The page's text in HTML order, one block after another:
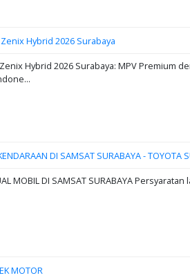
Hybrid 2026 Surabaya
Hybrid 2026 Surabaya: MPV Premium
DI SAMSAT SURABAYA - TOYOTA
MOBIL DI SAMSAT SURABAYA
MOTOR